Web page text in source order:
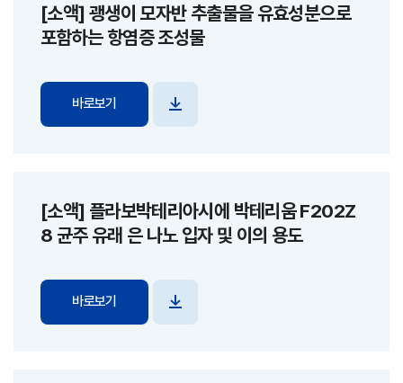
[소액] 괭생이 모자반 추출물을 유효성분으로
포함하는 항염증 조성물
바로보기
파일
[소액] 플라보박테리아시에 박테리움 F202Z
8 균주 유래 은 나노 입자 및 이의 용도
바로보기
파일